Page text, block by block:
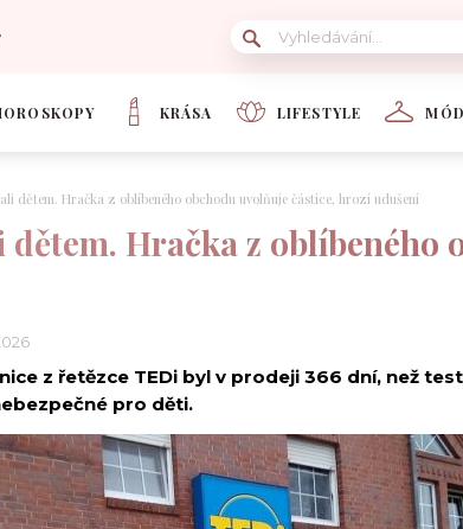
KRÁSA LIFESTYLE
dětem. Hračka z oblíbeného obchodu uvolňuje částice, hrozí udušení
Hračka z oblíbeného
z řetězce TEDi byl v prodeji 366 dní, než
pro děti.